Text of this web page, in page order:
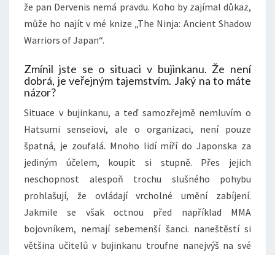
že pan Dervenis nemá pravdu. Koho by zajímal důkaz,
může ho najít v mé knize „The Ninja: Ancient Shadow
Warriors of Japan“.
Zmínil jste se o situaci v bujinkanu. Že není
dobrá, je veřejným tajemstvím. Jaký na to máte
názor?
Situace v bujinkanu, a teď samozřejmě nemluvím o
Hatsumi senseiovi, ale o organizaci, není pouze
špatná, je zoufalá. Mnoho lidí míří do Japonska za
jediným účelem, koupit si stupně. Přes jejich
neschopnost alespoň trochu slušného pohybu
prohlašují, že ovládají vrcholné umění zabíjení.
Jakmile se však octnou před například MMA
bojovníkem, nemají sebemenší šanci. naneštěstí si
většina učitelů v bujinkanu troufne nanejvýš na své